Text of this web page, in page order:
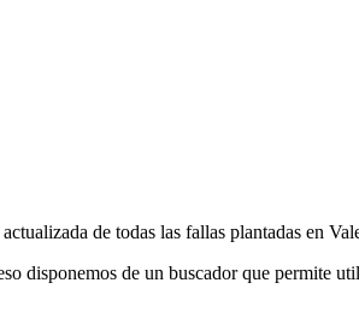
de todas las fallas plantadas en
disponemos de un buscador que permite